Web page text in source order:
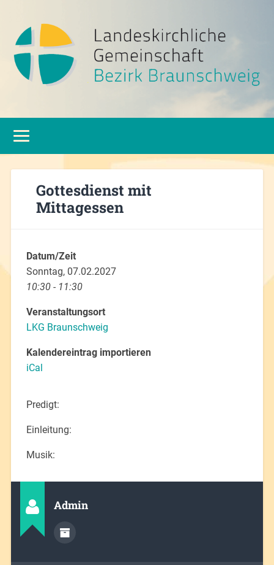
Gottesdienst mit
Mittagessen
Datum/Zeit
Sonntag, 07.02.2027
10:30 - 11:30
Veranstaltungsort
LKG Braunschweig
Kalendereintrag importieren
iCal
Predigt:
Einleitung:
Musik:
Admin